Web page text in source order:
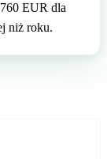
EUR dla
niż roku.